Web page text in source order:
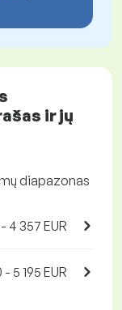
ir jų
diapazonas
4 357 EUR
- 5 195 EUR